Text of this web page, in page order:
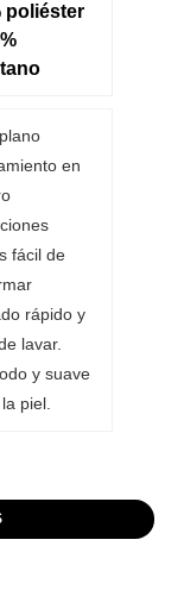
poliéster
en
fácil de
rápido y
lavar.
y suave
piel.